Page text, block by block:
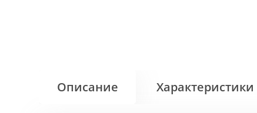
Описание Характеристики